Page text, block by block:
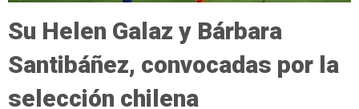
Su Helen Galaz y Bárbara
Santibáñez, convocadas por la
selección chilena